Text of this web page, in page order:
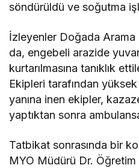
söndürüldü ve soğutma
İzleyenler Doğada Arama
da, engebeli arazide
kurtarılmasına tanıklık
Ekipleri tarafından
yanına inen ekipler,
yaptıktan sonra
Tatbikat sonrasında bir
MYO Müdürü Dr. Öğretim